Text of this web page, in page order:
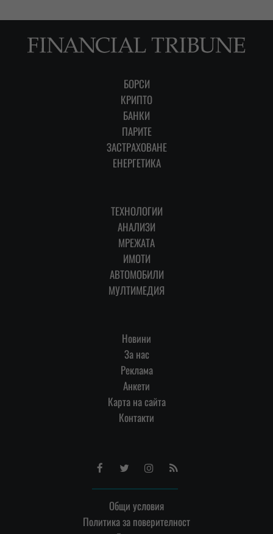
БОРСИ
КРИПТО
БАНКИ
ПАРИТЕ
ЗАСТРАХОВАНЕ
ЕНЕРГЕТИКА
ТЕХНОЛОГИИ
АНАЛИЗИ
МРЕЖАТА
ИМОТИ
АВТОМОБИЛИ
МУЛТИМЕДИЯ
Новини
За нас
Реклама
Анкети
Карта на сайта
Контакти
FacebookTwitterInstagram
RSS
Общи условия
Политика за поверителност